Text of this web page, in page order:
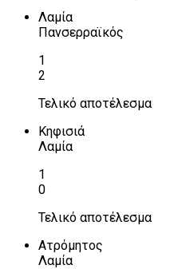
Λαμία
Πανσερραϊκός
1
2
Τελικό αποτέλεσμα
Κηφισιά
Λαμία
1
0
Τελικό αποτέλεσμα
Ατρόμητος
Λαμία